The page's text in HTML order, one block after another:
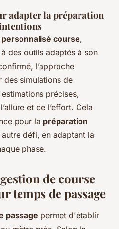
adapter la préparation
course,
des outils adaptés à son
l’approche
des simulations de
précises,
et de l’effort. Cela
pour la préparation
défi, en adaptant la
phase.
de course
temps de passage
passage permet d'établir